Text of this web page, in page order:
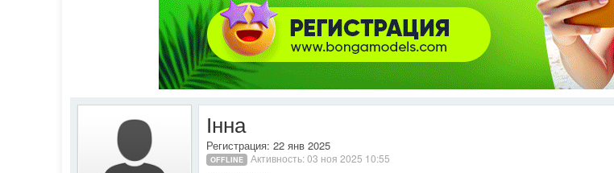
Інна
Регистрация: 22 янв 2025
OFFLINE
Активность: 03 ноя 2025 10:55